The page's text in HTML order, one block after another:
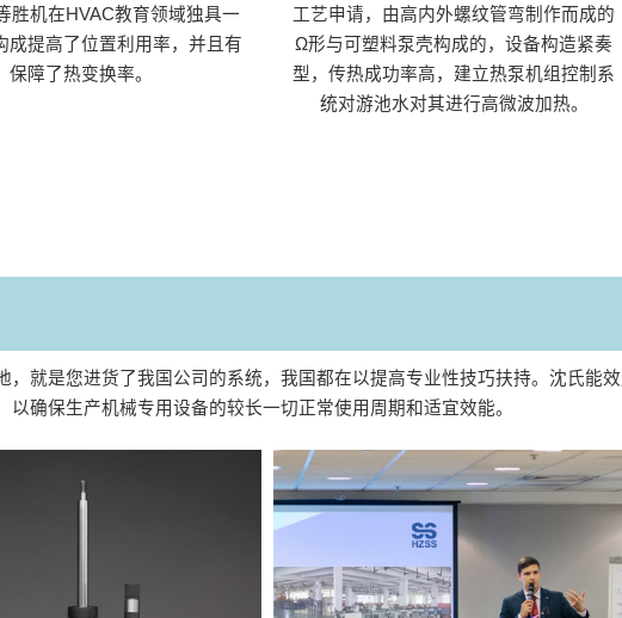
胜机在HVAC教育领域独具一
成提高了位置利用率，并且有
保障了热变换率。
工艺申请，由高内外螺纹管弯制作而成的
Ω形与可塑料泵壳构成的，设备构造紧奏
型，传热成功率高，建立热泵机组控制系
统对游池水对其进行高微波加热。
就是您进货了我国公司的系统，我国都在以提高专业性技巧扶持。沈氏能
确保生产机械专用设备的较长一切正常使用周期和适宜效能。